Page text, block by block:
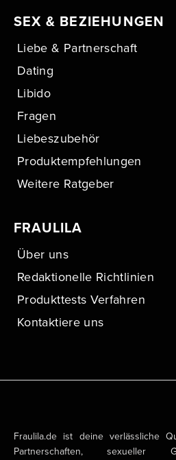
SEX & BEZIEHUNGEN
Liebe & Partnerschaft
Dating
Libido
Fragen
Liebeszubehör
Produktempfehlungen
Weitere Ratgeber
FRAULILA
Über uns
Redaktionelle Richtlinien
Produkttests Verfahren
Kontaktiere uns
Fraulila.de ist deine verlässliche
Partnerschaften, sexueller